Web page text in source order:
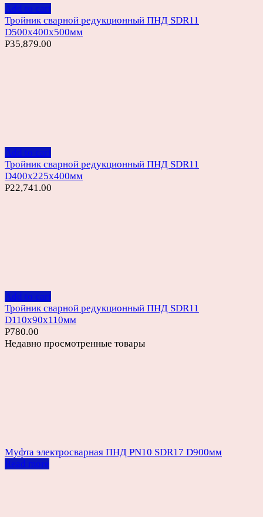
Add to cart
Тройник сварной редукционный ПНД SDR11
D500х400х500мм
Р35,879.00
Add to cart
Тройник сварной редукционный ПНД SDR11
D400х225х400мм
Р22,741.00
Add to cart
Тройник сварной редукционный ПНД SDR11
D110х90х110мм
Р780.00
Недавно просмотренные товары
Муфта электросварная ПНД PN10 SDR17 D900мм
Read more